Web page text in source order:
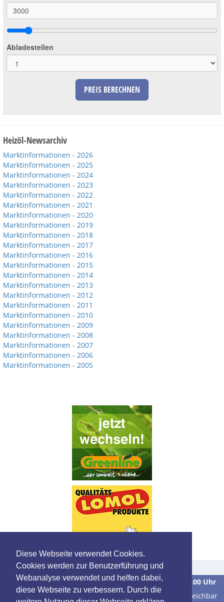
Diese Webseite verwendet Cookies.
Cookies werden zur Benutzerführung und
Webanalyse verwendet und helfen dabei,
diese Webseite zu verbessern. Durch die
Abladestellen
PREIS BERECHNEN
Heizöl-Newsarchiv
Marktinformationen - 2026
Marktinformationen - 2025
Marktinformationen - 2024
Marktinformationen - 2023
Marktinformationen - 2022
Marktinformationen - 2021
Marktinformationen - 2020
Marktinformationen - 2019
Marktinformationen - 2018
Marktinformationen - 2017
Marktinformationen - 2016
Marktinformationen - 2015
Marktinformationen - 2014
Marktinformationen - 2013
Marktinformationen - 2012
Marktinformationen - 2011
Marktinformationen - 2010
Marktinformationen - 2009
Marktinformationen - 2008
Marktinformationen - 2007
Marktinformationen - 2006
Marktinformationen - 2005
Wir sindMontag bis Freitagin der Zeit von9.00 bis 16.00 Uhr
unter der Telefonnummer0 39 28 / 70 37 90für Sie erreichbar